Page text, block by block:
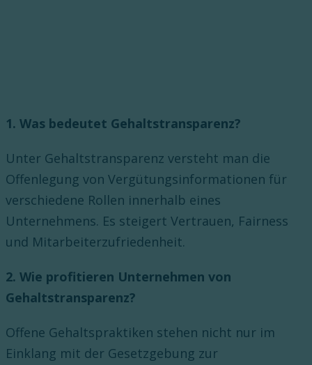
1. Was bedeutet Gehaltstransparenz?
Unter Gehaltstransparenz versteht man die
Offenlegung von Vergütungsinformationen für
verschiedene Rollen innerhalb eines
Unternehmens. Es steigert Vertrauen, Fairness
und Mitarbeiterzufriedenheit.
2. Wie profitieren Unternehmen von
Gehaltstransparenz?
Offene Gehaltspraktiken stehen nicht nur im
Einklang mit der Gesetzgebung zur